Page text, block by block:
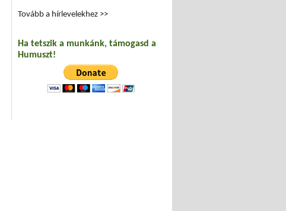
Tovább a hírlevelekhez >>
Ha tetszik a munkánk, támogasd a
Humuszt!